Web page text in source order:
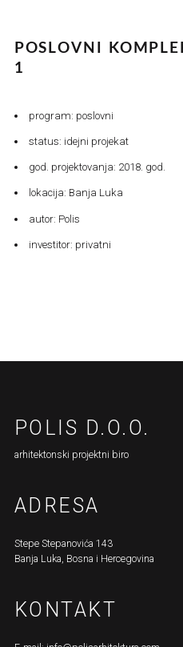
POSLOVNI
1
program: poslovni
status: idejni projekat
god. projektovanja: 2018. god.
lokacija: Banja Luka
autor: Polis
investitor: privatni
POLIS D.O.O.
arhitektonski projektni biro
ADRESA
Stepe Stepanovića 143
Banja Luka, Bosna i Hercegovina
KONTAKT